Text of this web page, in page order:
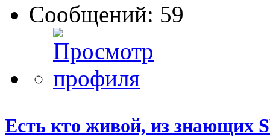
Сообщений: 59
Есть кто живой, из знающих